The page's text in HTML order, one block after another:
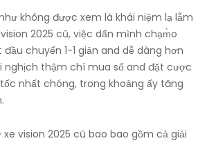
không được xem là khái niệm lạ lẫm
2025 cũ, việc dấn mình chạm̀o
chuyển 1-1 giản and dễ dàng hơn
nghịch thậm chí mua số and đặt cược
nhất chóng, trong khoảng ấy tăng
vision 2025 cũ bao bao gồm cả giải